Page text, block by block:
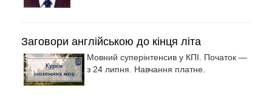
Заговори англійською до кінця літа
Мовний суперінтенсив у КПІ. Початок —
з 24 липня. Навчання платне.